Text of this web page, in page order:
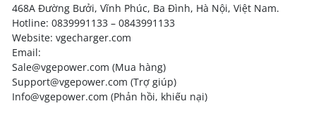
468A Đường Bưởi, Vĩnh Phúc, Ba Đình, Hà Nội, Việt Nam.
Hotline: 0839991133 – 0843991133
Website: vgecharger.com
Email:
Sale@vgepower.com (Mua hàng)
Support@vgepower.com (Trợ giúp)
Info@vgepower.com (Phản hồi, khiếu nại)